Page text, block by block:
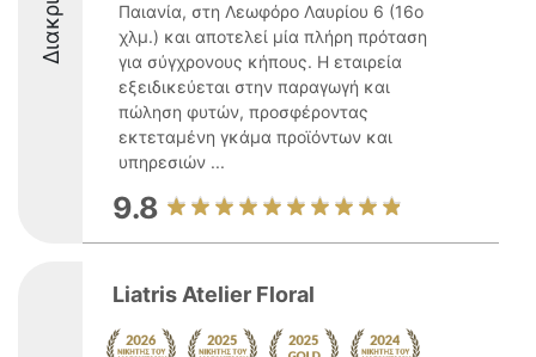
Παιανία, στη Λεωφόρο Λαυρίου 6 (16ο
χλμ.) και αποτελεί μία πλήρη πρόταση
για σύγχρονους κήπους. Η εταιρεία
εξειδικεύεται στην παραγωγή και
πώληση φυτών, προσφέροντας
εκτεταμένη γκάμα προϊόντων και
υπηρεσιών ...
9.8
Liatris Atelier Floral